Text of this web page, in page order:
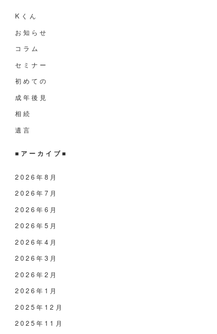
Kくん
お知らせ
コラム
セミナー
初めての
成年後見
相続
遺言
■ アーカイブ■
2026年8月
2026年7月
2026年6月
2026年5月
2026年4月
2026年3月
2026年2月
2026年1月
2025年12月
2025年11月